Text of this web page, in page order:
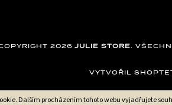
Dalším procházením tohoto webu vyjadřujete
VYTVOŘIL
2026JULIE STORE.